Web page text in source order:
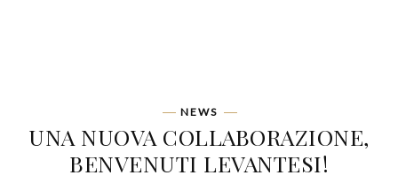
NEWS
UNA NUOVA COLLABORAZIONE,
BENVENUTI LEVANTESI!